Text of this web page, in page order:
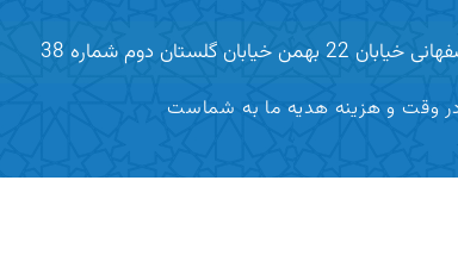
گلستان دوم شماره 38
وقت و هزینه هدیه ما به شماست